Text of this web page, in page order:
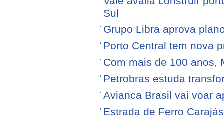
Sul
Grupo Libra aprova
Porto Central tem nova
Com mais de 100 anos,
Petrobras estuda
Avianca Brasil vai voar
Estrada de Ferro